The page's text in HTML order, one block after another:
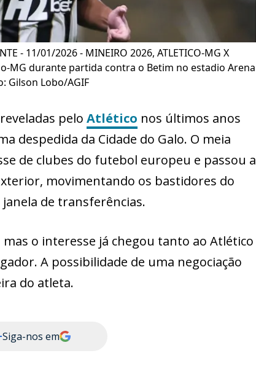
- 11/01/2026 - MINEIRO 2026, ATLETICO-MG X
MG durante partida contra o Betim no estadio Arena
Gilson Lobo/AGIF
pelo Atlético nos últimos anos
despedida da Cidade do Galo. O meia
de clubes do futebol europeu e passou a
movimentando os bastidores do
de transferências.
o interesse já chegou tanto ao Atlético
A possibilidade de uma negociação
do atleta.
Siga-nos em